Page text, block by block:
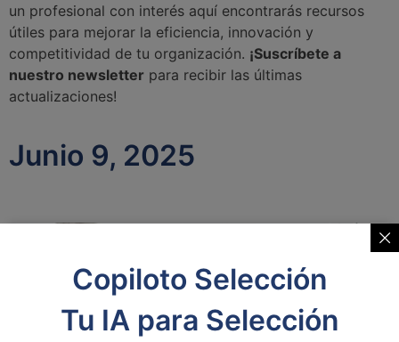
un profesional con interés aquí encontrarás recursos
útiles para mejorar la eficiencia, innovación y
competitividad de tu organización. ¡Suscríbete a
nuestro newsletter para recibir las últimas
actualizaciones!
Junio 9, 2025
Copiloto Selección
Tu IA para Selección